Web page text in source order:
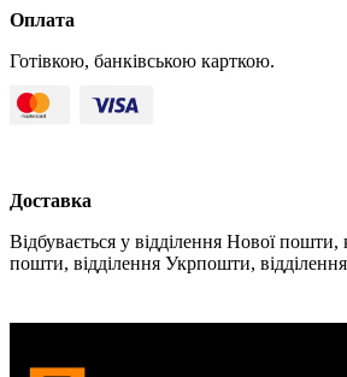
Оплата
Готівкою, банківською карткою.
Доставка
Відбувається у відділення Нової
пошти, відділення Укрпошти,